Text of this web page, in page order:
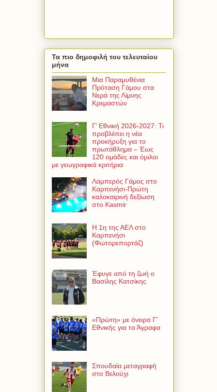
Τα πιο δημοφιλή του τελευταίου
μήνα
Μια Παραμυθένια
Πρόταση Γάμου στα
Νερά της Λίμνης
Κρεμαστών
Γ’ Εθνική 2026-2027: Τι
προβλέπει η νέα
προκήρυξη για το
πρωτάθλημα – Έως
120 ομάδες και όμιλοι
με γεωγραφικά κριτήρια
Λαμπερός Γάμος στο
Καρπενήσι-Πρώτη
καλοκαιρινή δεξίωση
στο Kasmir
Η 1η της ΑΕΛ στο
Καρπενήσι
(Φωτορεπορτάζ)
Έφυγε από τη ζωή ο
Βασίλης Κατσίκης
«Πρώτη» με όνειρα Γ'
Εθνικής για τα Άγραφα
Σπουδαία μεταγραφή
στο Βελούχι